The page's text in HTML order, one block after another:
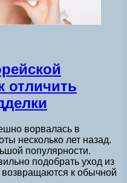
отличить
ворвалась в
несколько лет назад.
популярности.
подобрать уход из
возвращаются к обычной